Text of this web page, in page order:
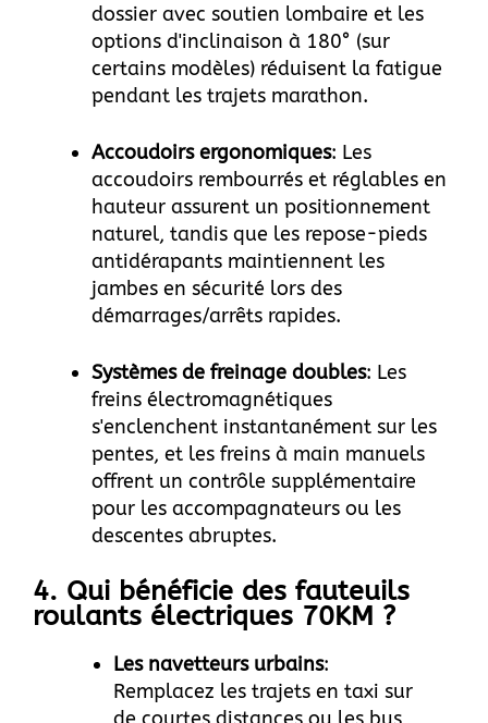
dossier avec soutien lombaire et les
options d'inclinaison à 180° (sur
certains modèles) réduisent la fatigue
pendant les trajets marathon.
Accoudoirs ergonomiques: Les
accoudoirs rembourrés et réglables en
hauteur assurent un positionnement
naturel, tandis que les repose-pieds
antidérapants maintiennent les
jambes en sécurité lors des
démarrages/arrêts rapides.
Systèmes de freinage doubles: Les
freins électromagnétiques
s'enclenchent instantanément sur les
pentes, et les freins à main manuels
offrent un contrôle supplémentaire
pour les accompagnateurs ou les
descentes abruptes.
4. Qui bénéficie des fauteuils
roulants électriques 70KM ?
Les navetteurs urbains:
Remplacez les trajets en taxi sur
de courtes distances ou les bus